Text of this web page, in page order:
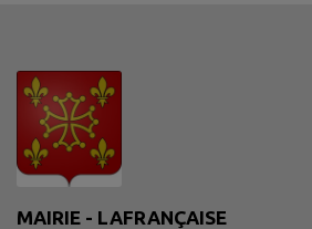
MAIRIE - LAFRANÇAISE